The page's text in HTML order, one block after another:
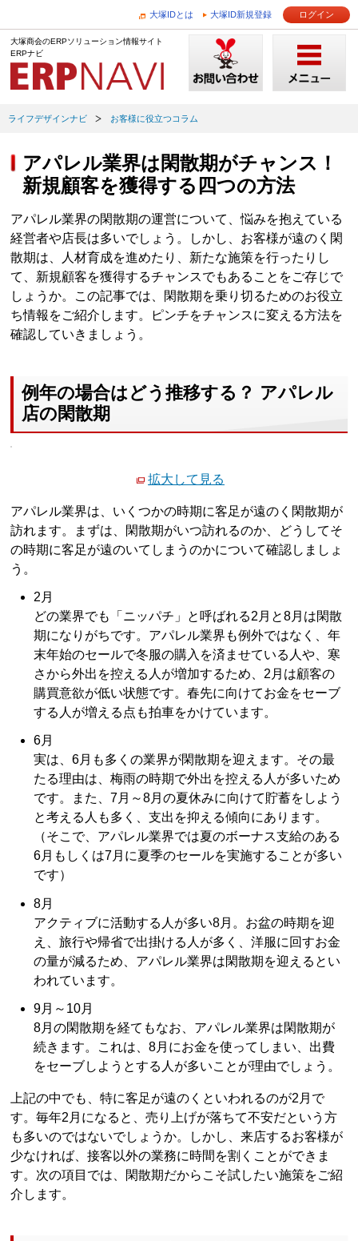
大塚IDとは 大塚ID新規登録 ログイン
大塚商会のERPソリューション情報サイト
ERPナビ
ライフデザインナビ お客様に役立つコラム
アパレル業界は閑散期がチャンス！
新規顧客を獲得する四つの方法
アパレル業界の閑散期の運営について、悩みを抱えている
経営者や店長は多いでしょう。しかし、お客様が遠のく閑
散期は、人材育成を進めたり、新たな施策を行ったりし
て、新規顧客を獲得するチャンスでもあることをご存じで
しょうか。この記事では、閑散期を乗り切るためのお役立
ち情報をご紹介します。ピンチをチャンスに変える方法を
確認していきましょう。
例年の場合はどう推移する？ アパレル
店の閑散期
拡大して見る
アパレル業界は、いくつかの時期に客足が遠のく閑散期が
訪れます。まずは、閑散期がいつ訪れるのか、どうしてそ
の時期に客足が遠のいてしまうのかについて確認しましょ
う。
2月
どの業界でも「ニッパチ」と呼ばれる2月と8月は閑散
期になりがちです。アパレル業界も例外ではなく、年
末年始のセールで冬服の購入を済ませている人や、寒
さから外出を控える人が増加するため、2月は顧客の
購買意欲が低い状態です。春先に向けてお金をセーブ
する人が増える点も拍車をかけています。
6月
実は、6月も多くの業界が閑散期を迎えます。その最
たる理由は、梅雨の時期で外出を控える人が多いため
です。また、7月～8月の夏休みに向けて貯蓄をしよう
と考える人も多く、支出を抑える傾向にあります。
（そこで、アパレル業界では夏のボーナス支給のある
6月もしくは7月に夏季のセールを実施することが多い
です）
8月
アクティブに活動する人が多い8月。お盆の時期を迎
え、旅行や帰省で出掛ける人が多く、洋服に回すお金
の量が減るため、アパレル業界は閑散期を迎えるとい
われています。
9月～10月
8月の閑散期を経てもなお、アパレル業界は閑散期が
続きます。これは、8月にお金を使ってしまい、出費
をセーブしようとする人が多いことが理由でしょう。
上記の中でも、特に客足が遠のくといわれるのが2月で
す。毎年2月になると、売り上げが落ちて不安だという方
も多いのではないでしょうか。しかし、来店するお客様が
少なければ、接客以外の業務に時間を割くことができま
す。次の項目では、閑散期だからこそ試したい施策をご紹
介します。